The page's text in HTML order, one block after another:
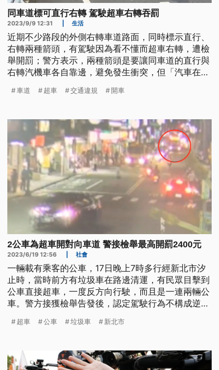
同車道標可直行右轉 駕駛超車右轉吞罰
2023/9/9 12:31 生活
近期不少路段的外側右轉車道路面，同時標示直行、
右轉兩種箭頭，有駕駛因為看不懂而超車右轉，遭檢
舉開罰；警方表示，兩種箭頭是要讓同車道的直行與
右轉汽機車各自靠邊，避免發生衝突，但「汽車在同
車」等規定並沒有改變，呼籲用路人要遵守交通法
車道 超車 交通違規 開車
2公車為超車開對向車道 警接檢舉最高開罰2400元
2023/6/19 12:56 社會
一輛載有乘客的公車，17日晚上7時多行經新北市汐
止時，當時前方有垃圾車在路邊清運，有民眾目擊到
公車直接超車，一度反方向行駛，而且是一連兩輛公
車。警方接獲檢舉告發後，認定駕駛行為不構成逆
應，將會祭出懲處。
超車 公車 垃圾車 新北市